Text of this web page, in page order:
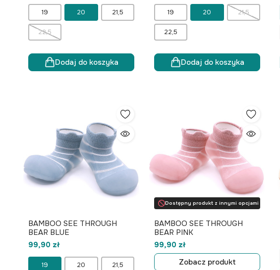
19 20 21,5
22,5
Dodaj do koszyka
19 20 21,5
22,5
Dodaj do koszyka
BAMBOO SEE THROUGH
BEAR BLUE
99,90 zł
19 20 21,5
Dostępny produkt z innymi opcjami
BAMBOO SEE THROUGH
BEAR PINK
99,90 zł
Zobacz produkt